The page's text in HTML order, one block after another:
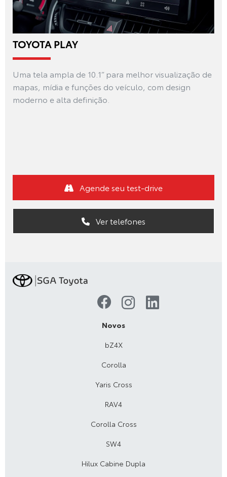
TOYOTA PLAY
Uma tela ampla de 10.1” para melhor visualização de
mapas, mídia e funções do veículo, com design
moderno e alta definição.
Ver telefones
Agende seu test-drive
Novos
bZ4X
Corolla
Yaris Cross
RAV4
Corolla Cross
SW4
Hilux Cabine Dupla